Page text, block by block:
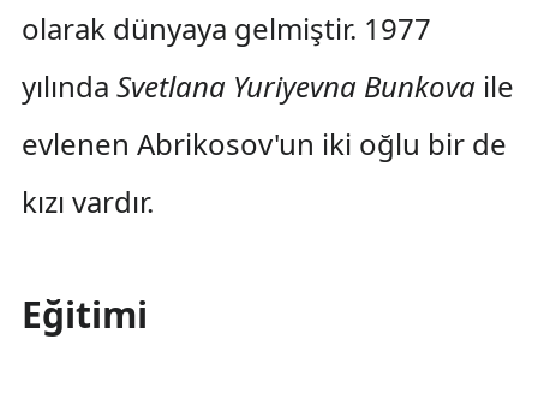
olarak dünyaya gelmiştir. 1977
yılında Svetlana Yuriyevna Bunkova ile
evlenen Abrikosov'un iki oğlu bir de
kızı vardır.
Eğitimi